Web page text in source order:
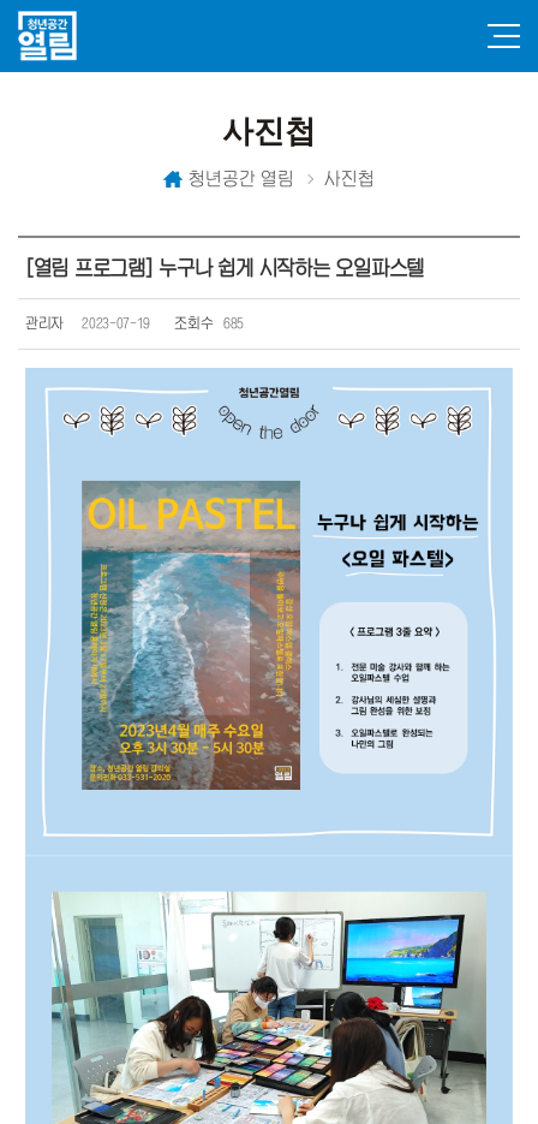
사진첩
청년공간 열림 사진첩
[열림 프로그램] 누구나 쉽게 시작하는 오일파스텔
관리자 2023-07-19 조회수 685